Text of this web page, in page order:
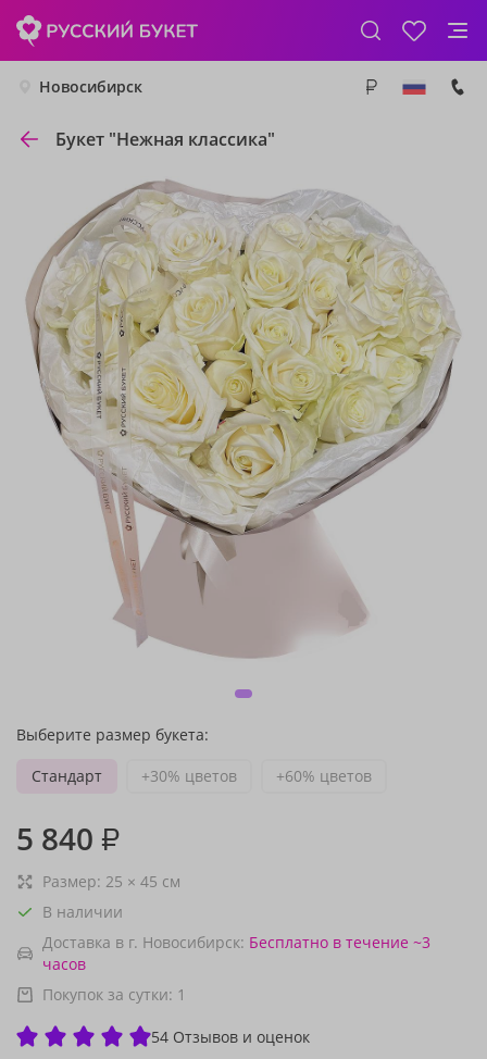
Новосибирск
Букет "Нежная классика"
Выберите размер букета:
Стандарт
+30% цветов +60% цветов
5 840 ₽
Размер: 25 × 45 см
В наличии
Доставка в г. Новосибирск: Бесплатно в течение ~3
часов
Покупок за сутки: 1
54 Отзывов и оценок